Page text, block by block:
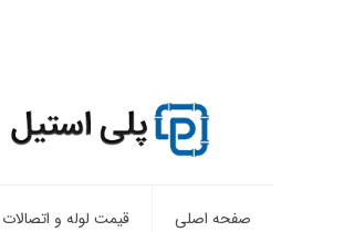
صفحه اصلی قیمت لوله و اتصالات